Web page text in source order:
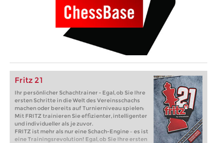
Fritz 21
Ihr persönlicher Schachtrainer - Egal, ob Sie Ihre
ersten Schritte in die Welt des Vereinsschachs
machen oder bereits auf Turnierniveau spielen:
Mit FRITZ trainieren Sie effizienter, intelligenter
und individueller als je zuvor.
FRITZ ist mehr als nur eine Schach-Engine – es ist
eine Trainingsrevolution! Egal, ob Sie Ihre ersten